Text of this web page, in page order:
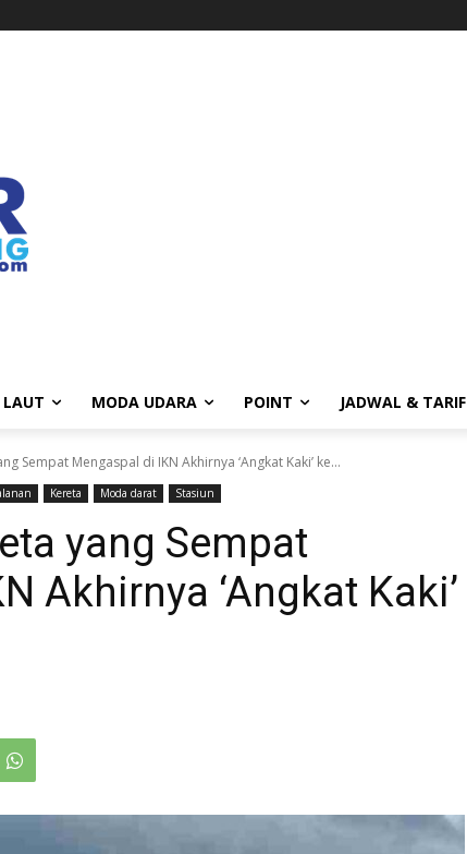
MODA UDARA POINT JADWAL & TARIF
Sempat Mengaspal di IKN Akhirnya ‘Angkat Kaki’ ke...
Kereta Moda darat Stasiun
yang Sempat
Akhirnya ‘Angkat Kaki’